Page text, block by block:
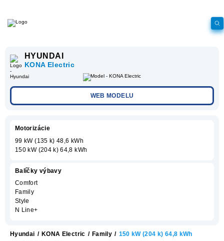
HYUNDAI
KONA Electric
WEB MODELU
Hyundai / KONA Electric / Family / 150 kW (204 k) 64,8 kWh
Motorizácie
99 kW (135 k) 48,6 kWh
150 kW (204 k) 64,8 kWh
Balíčky výbavy
Comfort
Family
Style
N Line+